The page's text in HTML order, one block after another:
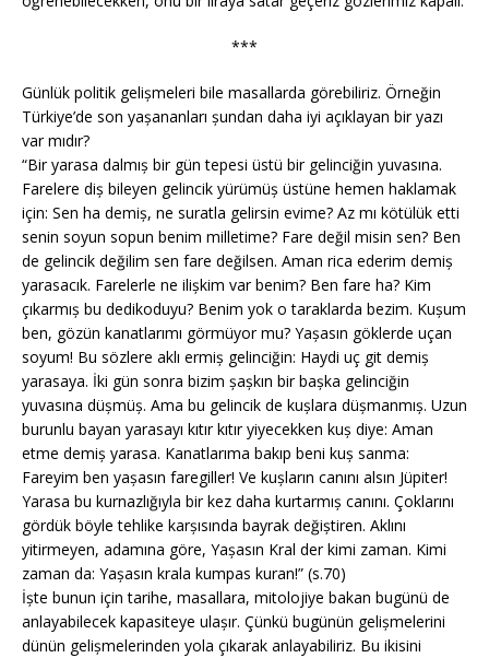
***
Günlük politik gelișmeleri bile masallarda görebiliriz. Örneğin
Türkiye’de son yașananları șundan daha iyi açıklayan bir yazı
var mıdır?
“Bir yarasa dalmıș bir gün tepesi üstü bir gelinciğin yuvasına.
Farelere diș bileyen gelincik yürümüș üstüne hemen haklamak
için: Sen ha demiș, ne suratla gelirsin evime? Az mı kötülük etti
senin soyun sopun benim milletime? Fare değil misin sen? Ben
de gelincik değilim sen fare değilsen. Aman rica ederim demiș
yarasacık. Farelerle ne ilișkim var benim? Ben fare ha? Kim
çıkarmıș bu dedikoduyu? Benim yok o taraklarda bezim. Kușum
ben, gözün kanatlarımı görmüyor mu? Yașasın göklerde uçan
soyum! Bu sözlere aklı ermiș gelinciğin: Haydi uç git demiș
yarasaya. İki gün sonra bizim șașkın bir bașka gelinciğin
yuvasına düșmüș. Ama bu gelincik de kușlara düșmanmıș. Uzun
burunlu bayan yarasayı kıtır kıtır yiyecekken kuș diye: Aman
etme demiș yarasa. Kanatlarıma bakıp beni kuș sanma:
Fareyim ben yașasın faregiller! Ve kușların canını alsın Jüpiter!
Yarasa bu kurnazlığıyla bir kez daha kurtarmıș canını. Çoklarını
gördük böyle tehlike karșısında bayrak değiștiren. Aklını
yitirmeyen, adamına göre, Yașasın Kral der kimi zaman. Kimi
zaman da: Yașasın krala kumpas kuran!” (s.70)
İște bunun için tarihe, masallara, mitolojiye bakan bugünü de
anlayabilecek kapasiteye ulașır. Çünkü bugünün gelișmelerini
dünün gelișmelerinden yola çıkarak anlayabiliriz. Bu ikisini